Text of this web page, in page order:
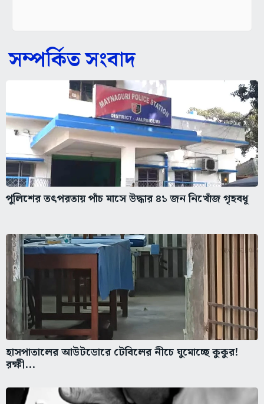
সম্পর্কিত সংবাদ
পুলিশের তৎপরতায় পাঁচ মাসে উদ্ধার ৪১ জন নিখোঁজ গৃহবধূ
হাসপাতালের আউটডোরে টেবিলের নীচে ঘুমোচ্ছে কুকুর!
রক্ষী...